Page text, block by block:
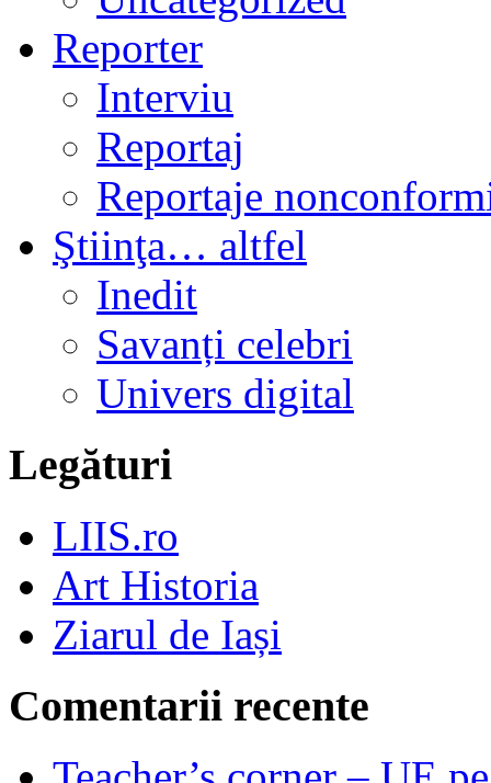
Reporter
Interviu
Reportaj
Reportaje
Ştiinţa… altfel
Inedit
Savanți celebri
Univers digital
Legături
LIIS.ro
Art Historia
Ziarul de Iași
Comentarii recente